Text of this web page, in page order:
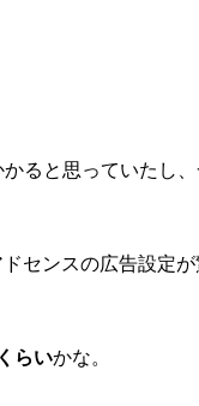
ると思っていたし
センスの広告設定
らいかな。